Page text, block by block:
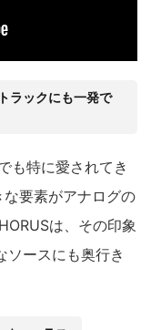
ラックにも一発で
も特に愛されてき
要素がアナログの
は、その印象
ソースにも奥行き